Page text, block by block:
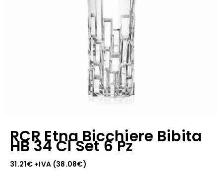
RCR Etna Bicchiere Bibita
HB 34 Cl Set 6 Pz
31.21€+IVA (38.08€)